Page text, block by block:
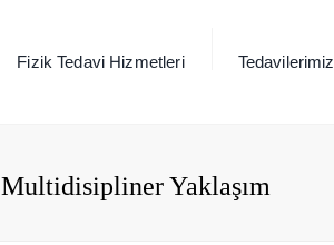
Fizik Tedavi Hizmetleri Tedavilerimiz
Yaklaşım